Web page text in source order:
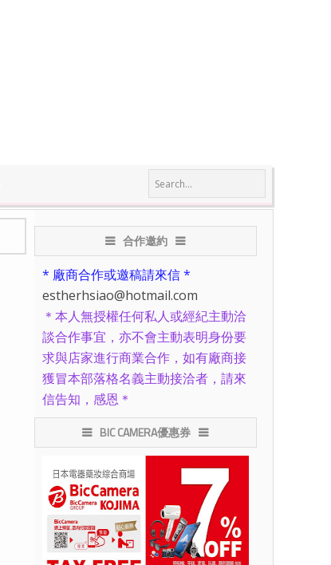
合作邀約
* 廠商合作或邀稿請來信 *
estherhsiao@hotmail.com
＊本人無授權任何私人或經紀主動洽
談合作事宜，亦不會主動表明身份要
求與店家進行商業合作，如有廠商接
獲冒本部落格名義主動接洽者，請來
信告知，感恩＊
BIC CAMERA優惠券